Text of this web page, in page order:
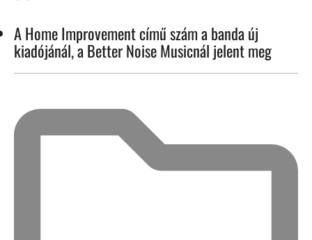
A Home Improvement című szám a banda új
kiadójánál, a Better Noise Musicnál jelent meg